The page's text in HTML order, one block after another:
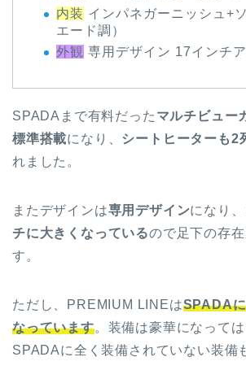
内装 インパネガーニッシュ+
エード調）
外観 専用デザイン 17インチ
SPADAまで有料だった マルチビュー
標準搭載になり、 シートヒーターも2
れました。
またデザインは専用デザインになり
チに大きくなっているので足下の存
す。
ただし、PREMIUM LINEはSPADA
なっています。装備は豪華になっては
SPADAに全く装備されていない装備